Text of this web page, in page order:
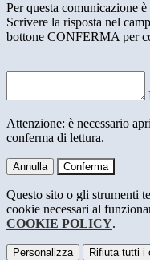
Per questa comunicazione
Scrivere la risposta nel
bottone CONFERMA per
Attenzione: è necessario
conferma di lettura.
Annulla Conferma
Questo sito o gli strumenti
cookie necessari al
COOKIE POLICY.
Personalizza Rifiuta tutti i